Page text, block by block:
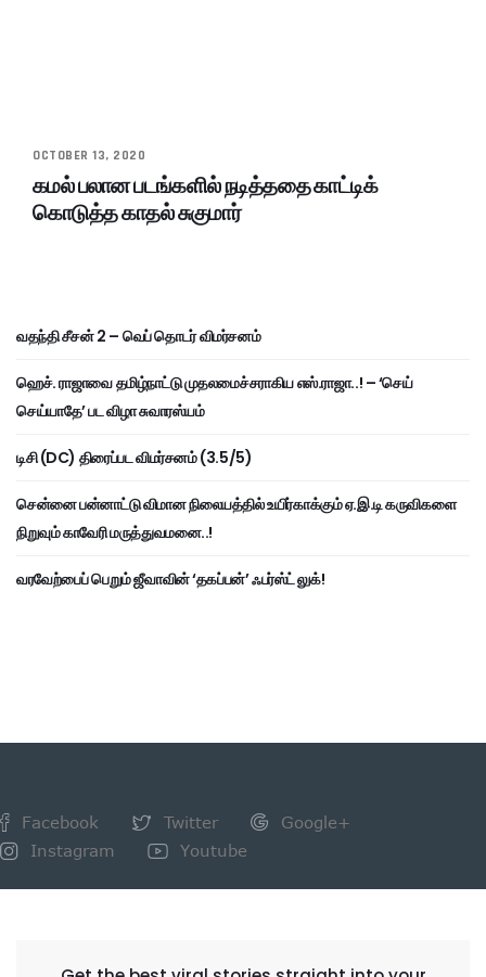
OCTOBER 13, 2020
கமல் பலான படங்களில் நடித்ததை காட்டிக்
கொடுத்த காதல் சுகுமார்
வதந்தி சீசன் 2 – வெப் தொடர் விமர்சனம்
ஹெச். ராஜாவை தமிழ்நாட்டு முதலமைச்சராகிய எஸ்.ராஜா..! – ‘செய்
செய்யாதே’ பட விழா சுவாரஸ்யம்
டிசி (DC) திரைப்பட விமர்சனம் (3.5/5)
சென்னை பன்னாட்டு விமான நிலையத்தில் உயிர்காக்கும் ஏ.இ.டி கருவிகளை
நிறுவும் காவேரி மருத்துவமனை..!
வரவேற்பைப் பெறும் ஜீவாவின் ‘தகப்பன்’ ஃபர்ஸ்ட் லுக்!
Facebook Twitter
Google+
Instagram
Youtube